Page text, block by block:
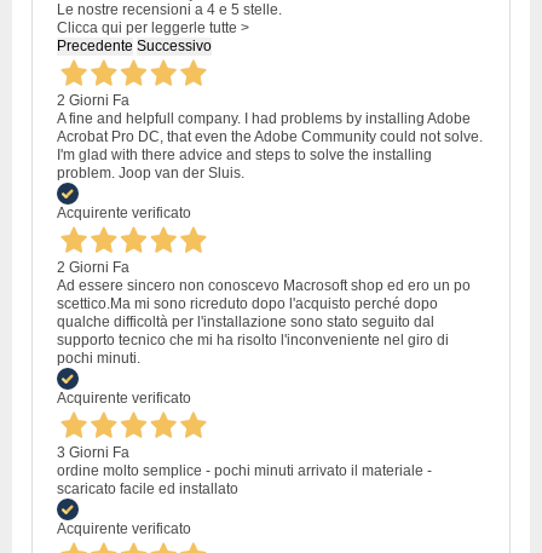
Le nostre recensioni a 4 e 5 stelle.
Clicca qui per leggerle tutte >
Precedente Successivo
2 Giorni Fa
A fine and helpfull company. I had problems by installing Adobe
Acrobat Pro DC, that even the Adobe Community could not solve.
I'm glad with there advice and steps to solve the installing
problem. Joop van der Sluis.
Acquirente verificato
2 Giorni Fa
Ad essere sincero non conoscevo Macrosoft shop ed ero un po
scettico.Ma mi sono ricreduto dopo l'acquisto perché dopo
qualche difficoltà per l'installazione sono stato seguito dal
supporto tecnico che mi ha risolto l'inconveniente nel giro di
pochi minuti.
Acquirente verificato
3 Giorni Fa
ordine molto semplice - pochi minuti arrivato il materiale -
scaricato facile ed installato
Acquirente verificato